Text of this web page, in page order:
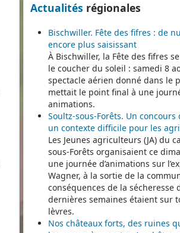
Actualités régionales
Bischwiller. Fête des fifres : de
encore plus saisissant
À Bischwiller, la Fête des fifres
le coucher du soleil : samedi 8
spectacle aérien donné dans le
mettait le point final à une
animations.
Soultz-sous-Forêts. Un
un contexte difficile pour les
Les Jeunes agriculteurs (JA) du
sous-Forêts organisaient ce
une journée d’animations sur
Wagner, à la sortie de la
conséquences de la sécheresse
dernières semaines étaient sur
lèvres.
Nos châteaux forts, des ruines